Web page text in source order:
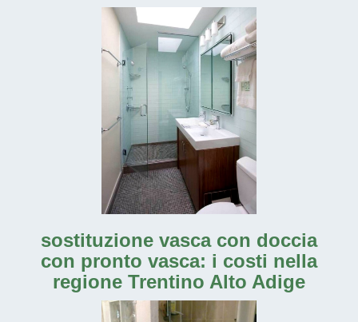
sostituzione vasca con doccia
con pronto vasca: i costi nella
regione Trentino Alto Adige